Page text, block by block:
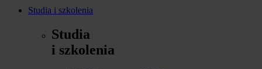
Studia i szkolenia
Studia
i szkolenia